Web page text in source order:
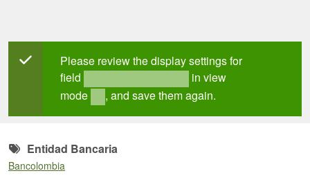
Mensaje de estado
Please review the display settings for
field
in view
mode
, and save them again.
Entidad Bancaria
Bancolombia